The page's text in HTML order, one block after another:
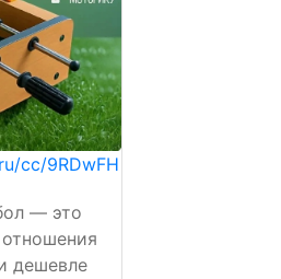
cc/9RDwFH
— это
дешевле